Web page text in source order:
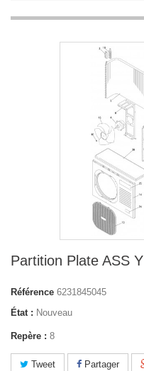
Partition Plate ASS Y
Référence 6231845045
État : Nouveau
Repère : 8
Tweet Partager